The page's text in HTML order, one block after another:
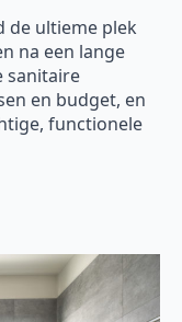
de ultieme plek
na een lange
sanitaire
en budget, en
functionele